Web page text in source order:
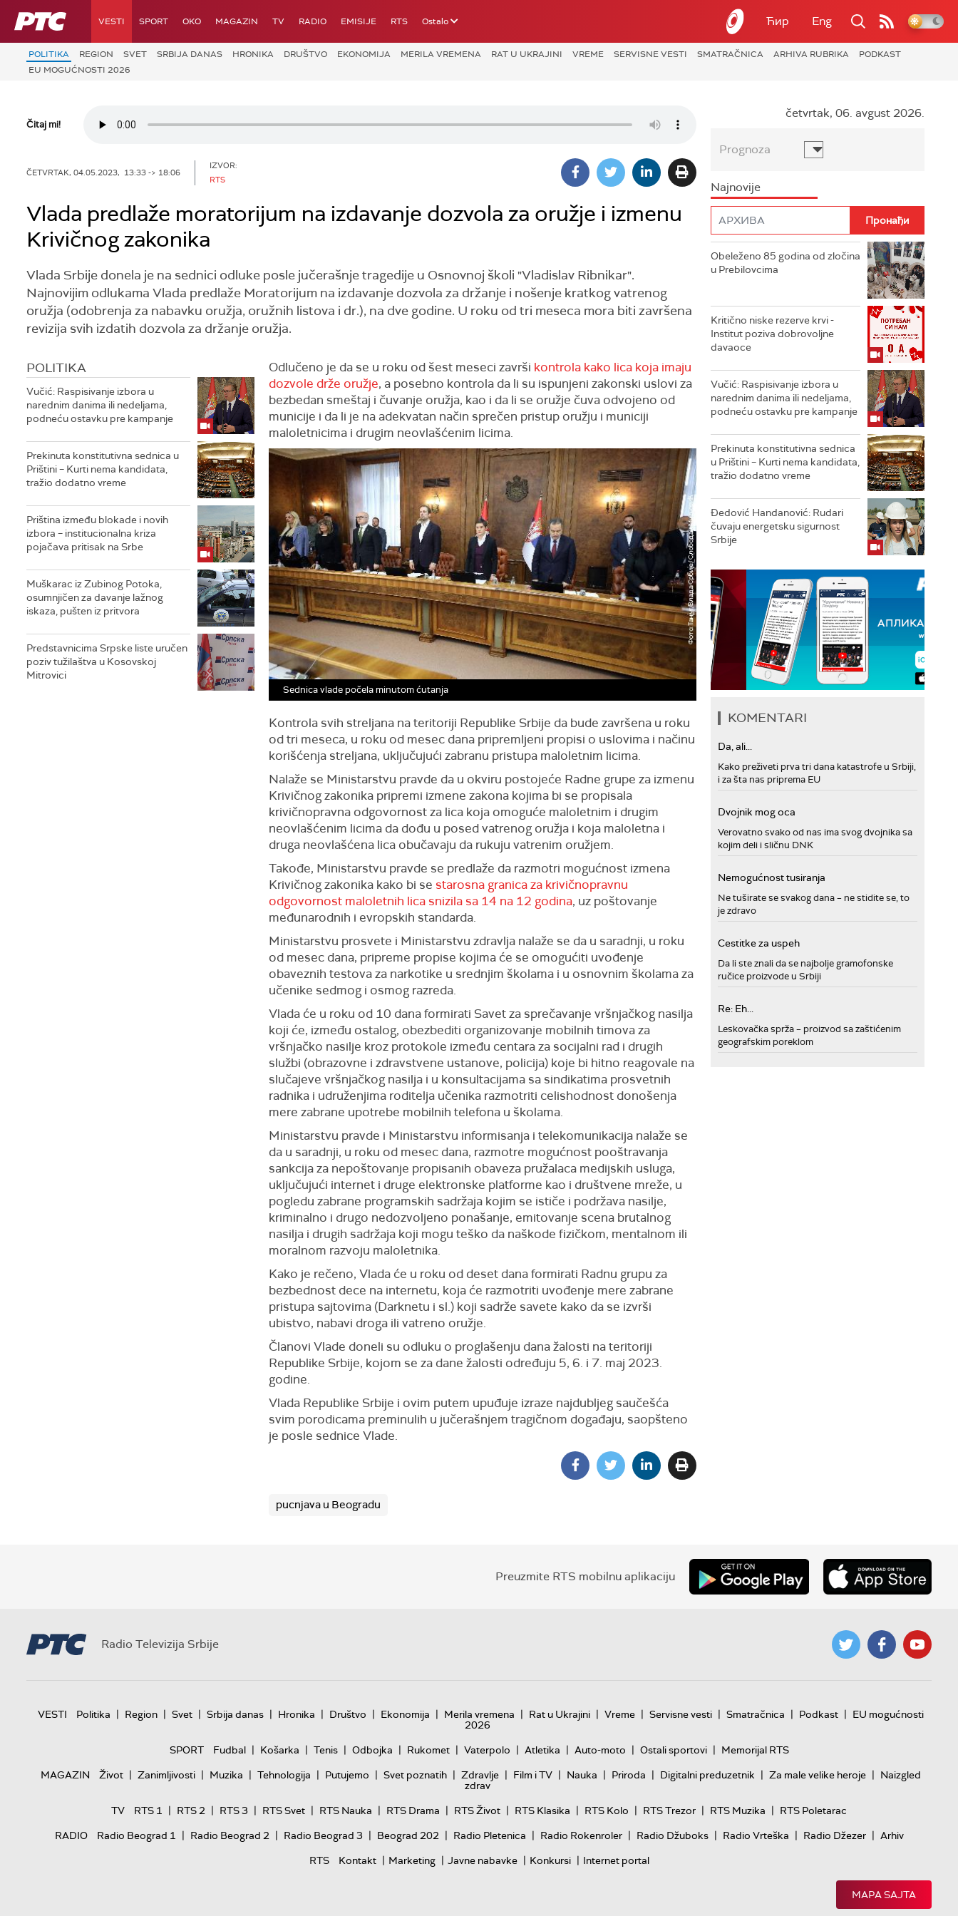
RTS VESTI SPORT OKO MAGAZIN TV RADIO EMISIJE RTS Ostalo Ћир Eng
POLITIKA REGION SVET SRBIJA DANAS HRONIKA DRUŠTVO EKONOMIJA MERILA VREMENA RAT U UKRAJINI VREME SERVISNE VESTI SMATRAČNICA ARHIVA RUBRIKA
PODKAST
EU MOGUĆNOSTI 2026
Čitaj mi!
ČETVRTAK, 04.05.2023, 13:33 -> 18:06
IZVOR:
RTS
Vlada predlaže moratorijum na izdavanje dozvola za oružje i izmenu
Krivičnog zakonika
Vlada Srbije donela je na sednici odluke posle jučerašnje tragedije u Osnovnoj školi "Vladislav Ribnikar".
Najnovijim odlukama Vlada predlaže Moratorijum na izdavanje dozvola za držanje i nošenje kratkog vatrenog
oružja (odobrenja za nabavku oružja, oružnih listova i dr.), na dve godine. U roku od tri meseca mora biti završena
revizija svih izdatih dozvola za držanje oružja.
POLITIKA
Vučić: Raspisivanje izbora u
narednim danima ili nedeljama,
podneću ostavku pre kampanje
Prekinuta konstitutivna sednica u
Prištini – Kurti nema kandidata,
tražio dodatno vreme
Priština između blokade i novih
izbora – institucionalna kriza
pojačava pritisak na Srbe
Muškarac iz Zubinog Potoka,
osumnjičen za davanje lažnog
iskaza, pušten iz pritvora
Predstavnicima Srpske liste uručen
poziv tužilaštva u Kosovskoj
Mitrovici
Odlučeno je da se u roku od šest meseci završi kontrola kako lica koja imaju
dozvole drže oružje, a posebno kontrola da li su ispunjeni zakonski uslovi za
bezbedan smeštaj i čuvanje oružja, kao i da li se oružje čuva odvojeno od
municije i da li je na adekvatan način sprečen pristup oružju i municiji
maloletnicima i drugim neovlašćenim licima.
Sednica vlade počela minutom ćutanja
Kontrola svih streljana na teritoriji Republike Srbije da bude završena u roku
od tri meseca, u roku od mesec dana pripremljeni propisi o uslovima i načinu
korišćenja streljana, uključujući zabranu pristupa maloletnim licima.
Nalaže se Ministarstvu pravde da u okviru postojeće Radne grupe za izmenu
Krivičnog zakonika pripremi izmene zakona kojima bi se propisala
krivičnopravna odgovornost za lica koja omoguće maloletnim i drugim
neovlašćenim licima da dođu u posed vatrenog oružja i koja maloletna i
druga neovlašćena lica obučavaju da rukuju vatrenim oružjem.
Takođe, Ministarstvu pravde se predlaže da razmotri mogućnost izmena
Krivičnog zakonika kako bi se starosna granica za krivičnopravnu
odgovornost maloletnih lica snizila sa 14 na 12 godina, uz poštovanje
međunarodnih i evropskih standarda.
Ministarstvu prosvete i Ministarstvu zdravlja nalaže se da u saradnji, u roku
od mesec dana, pripreme propise kojima će se omogućiti uvođenje
obaveznih testova za narkotike u srednjim školama i u osnovnim školama za
učenike sedmog i osmog razreda.
Vlada će u roku od 10 dana formirati Savet za sprečavanje vršnjačkog nasilja
koji će, između ostalog, obezbediti organizovanje mobilnih timova za
vršnjačko nasilje kroz protokole između centara za socijalni rad i drugih
službi (obrazovne i zdravstvene ustanove, policija) koje bi hitno reagovale na
slučajeve vršnjačkog nasilja i u konsultacijama sa sindikatima prosvetnih
radnika i udruženjima roditelja učenika razmotriti celishodnost donošenja
mere zabrane upotrebe mobilnih telefona u školama.
Ministarstvu pravde i Ministarstvu informisanja i telekomunikacija nalaže se
da u saradnji, u roku od mesec dana, razmotre mogućnost pooštravanja
sankcija za nepoštovanje propisanih obaveza pružalaca medijskih usluga,
uključujući internet i druge elektronske platforme kao i društvene mreže, u
pogledu zabrane programskih sadržaja kojim se ističe i podržava nasilje,
kriminalno i drugo nedozvoljeno ponašanje, emitovanje scena brutalnog
nasilja i drugih sadržaja koji mogu teško da naškode fizičkom, mentalnom ili
moralnom razvoju maloletnika.
Kako je rečeno, Vlada će u roku od deset dana formirati Radnu grupu za
bezbednost dece na internetu, koja će razmotriti uvođenje mere zabrane
pristupa sajtovima (Darknetu i sl.) koji sadrže savete kako da se izvrši
ubistvo, nabavi droga ili vatreno oružje.
Članovi Vlade doneli su odluku o proglašenju dana žalosti na teritoriji
Republike Srbije, kojom se za dane žalosti određuju 5, 6. i 7. maj 2023.
godine.
Vlada Republike Srbije i ovim putem upuđuje izraze najdubljeg saučešća
svim porodicama preminulih u jučerašnjem tragičnom događaju, saopšteno
je posle sednice Vlade.
pucnjava u Beogradu
četvrtak, 06. avgust 2026.
Prognoza
Najnovije
Obeleženo 85 godina od zločina
u Prebilovcima
Kritično niske rezerve krvi -
Institut poziva dobrovoljne
davaoce
Vučić: Raspisivanje izbora u
narednim danima ili nedeljama,
podneću ostavku pre kampanje
Prekinuta konstitutivna sednica
u Prištini – Kurti nema kandidata,
tražio dodatno vreme
Đedović Handanović: Rudari
čuvaju energetsku sigurnost
Srbije
KOMENTARI
Da, ali...
Kako preživeti prva tri dana katastrofe u Srbiji,
i za šta nas priprema EU
Dvojnik mog oca
Verovatno svako od nas ima svog dvojnika sa
kojim deli i sličnu DNK
Nemogućnost tusiranja
Ne tuširate se svakog dana – ne stidite se, to
je zdravo
Cestitke za uspeh
Da li ste znali da se najbolje gramofonske
ručice proizvode u Srbiji
Re: Eh...
Leskovačka sprža – proizvod sa zaštićenim
geografskim poreklom
Preuzmite RTS mobilnu aplikaciju
Radio Televizija Srbije
VESTI Politika | Region | Svet | Srbija danas | Hronika | Društvo | Ekonomija | Merila vremena | Rat u Ukrajini | Vreme | Servisne vesti | Smatračnica | Podkast | EU mogućnosti
2026
SPORT
Fudbal | Košarka | Tenis | Odbojka | Rukomet | Vaterpolo | Atletika | Auto-moto | Ostali sportovi | Memorijal RTS
MAGAZIN
Život | Zanimljivosti | Muzika | Tehnologija | Putujemo | Svet poznatih | Zdravlje | Film i TV | Nauka | Priroda | Digitalni preduzetnik | Za male velike heroje | Naizgled
zdrav
TV
RTS 1 | RTS 2 | RTS 3 | RTS Svet | RTS Nauka | RTS Drama | RTS Život | RTS Klasika | RTS Kolo | RTS Trezor | RTS Muzika | RTS Poletarac
RADIO
Radio Beograd 1 | Radio Beograd 2 | Radio Beograd 3 | Beograd 202 | Radio Pletenica | Radio Rokenroler | Radio Džuboks | Radio Vrteška | Radio Džezer | Arhiv
RTS
Kontakt | Marketing | Javne nabavke | Konkursi | Internet portal
MAPA SAJTA